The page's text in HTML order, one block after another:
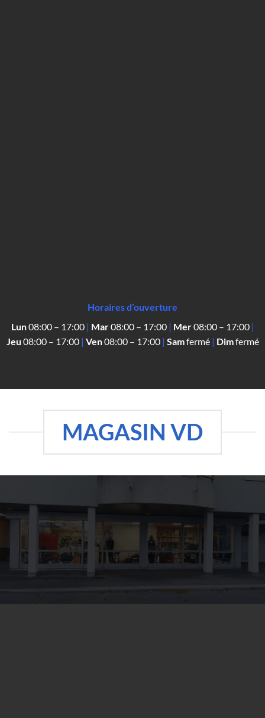
Horaires d’ouverture
Lun08:00 – 17:00| Mar08:00 – 17:00| Mer08:00 – 17:00|
Jeu 08:00 – 17:00| Ven08:00 – 17:00| Samfermé| Dimfermé
MAGASIN VD